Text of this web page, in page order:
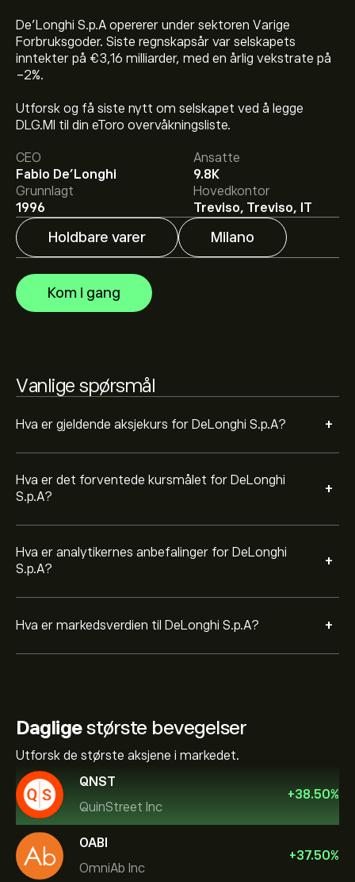
De'Longhi S.p.A opererer under sektoren Varige
Forbruksgoder. Siste regnskapsår var selskapets
inntekter på €3,16 milliarder, med en årlig vekstrate på
-2%.
Utforsk og få siste nytt om selskapet ved å legge
DLG.MI til din eToro overvåkningsliste.
CEO
Fabio De'Longhi
Ansatte
9.8K
Grunnlagt
1996
Hovedkontor
Treviso, Treviso, IT
Holdbare varer Milano
Kom i gang
Vanlige spørsmål
Hva er gjeldende aksjekurs for DeLonghi S.p.A? +
Hva er det forventede kursmålet for DeLonghi
S.p.A?
+
Det gjennomsnittlige kursmålet for DeLonghi S.p.A er
40.94‎€‎.Registrer deg
på eToro for detaljerte
forventninger og kursmål fra analytikere.
Hva er analytikernes anbefalinger for DeLonghi
S.p.A?
+
Analytikere gir forventninger for DeLonghi S.p.A basert
på markedstrender, finansielle rapporter og forventet
vekst. Sjekk de nyeste forventningene for fremtidige
prisbevegelser.
Hva er markedsverdien til DeLonghi S.p.A? +
Markedsverdien til DeLonghi S.p.A er 6.15B‎€‎
Dagligestørste bevegelser
Utforsk de største aksjene i markedet.
QNST
QuinStreet Inc
+38.50%
OABI
OmniAb Inc
+37.50%